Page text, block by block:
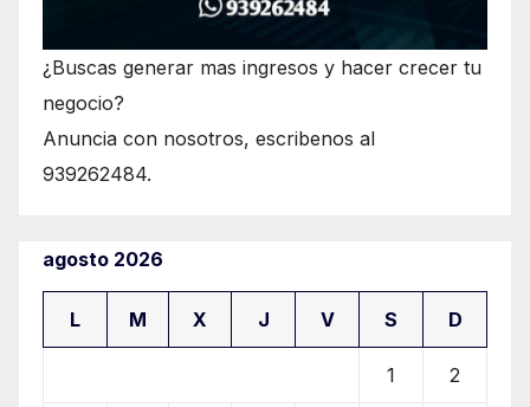
¿Buscas generar mas ingresos y hacer crecer tu
negocio?
Anuncia con nosotros, escribenos al
939262484.
agosto 2026
L M X J V S D
1 2